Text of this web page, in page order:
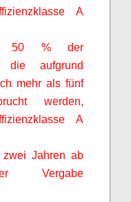
A
50 % der
die aufgrund
mehr als fünf
werden,
A
zwei Jahren ab
Vergabe